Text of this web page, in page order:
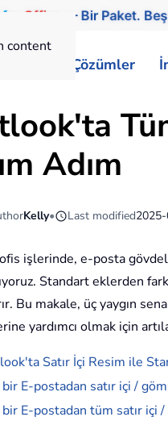
content
for Office — Bir Paket.
Çözümler
Adım
Kelly• Last modified
işlerinde, e-posta
Standart eklerden
Bu makale, üç yaygın
yardımcı olmak için
Satır İçi Resim ile
bir E-postadan satır içi /
bir E-postadan tüm satır içi